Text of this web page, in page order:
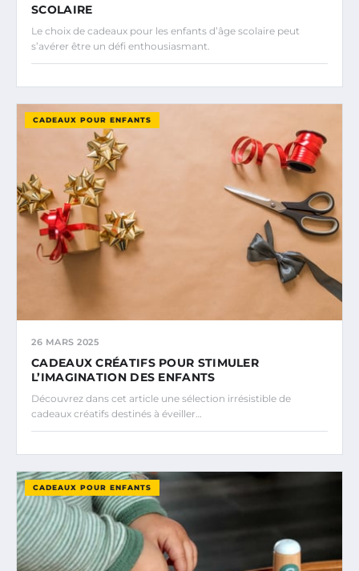
SCOLAIRE
Le choix de cadeaux pour les enfants d’âge scolaire peut
s’avérer être un défi enthousiasmant.
CADEAUX POUR ENFANTS
26 MARS 2025
CADEAUX CRÉATIFS POUR STIMULER
L’IMAGINATION DES ENFANTS
Découvrez dans cet article une sélection irrésistible de
cadeaux créatifs destinés à éveiller…
CADEAUX POUR ENFANTS